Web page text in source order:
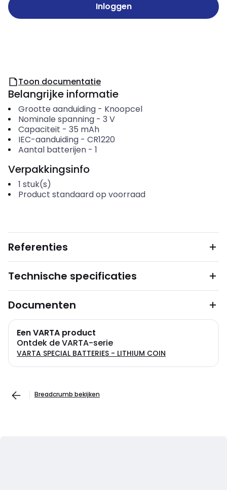
Inloggen
Toon documentatie
Belangrijke informatie
Grootte aanduiding- Knoopcel
Nominale spanning- 3 V
Capaciteit - 35 mAh
IEC-aanduiding- CR1220
Aantal batterijen- 1
Verpakkingsinfo
1 stuk(s)
Product standaard op voorraad
Referenties
Technische specificaties
Documenten
Een VARTA product
Ontdek de VARTA-serie
VARTA SPECIAL BATTERIES - LITHIUM COIN
Breadcrumb bekijken